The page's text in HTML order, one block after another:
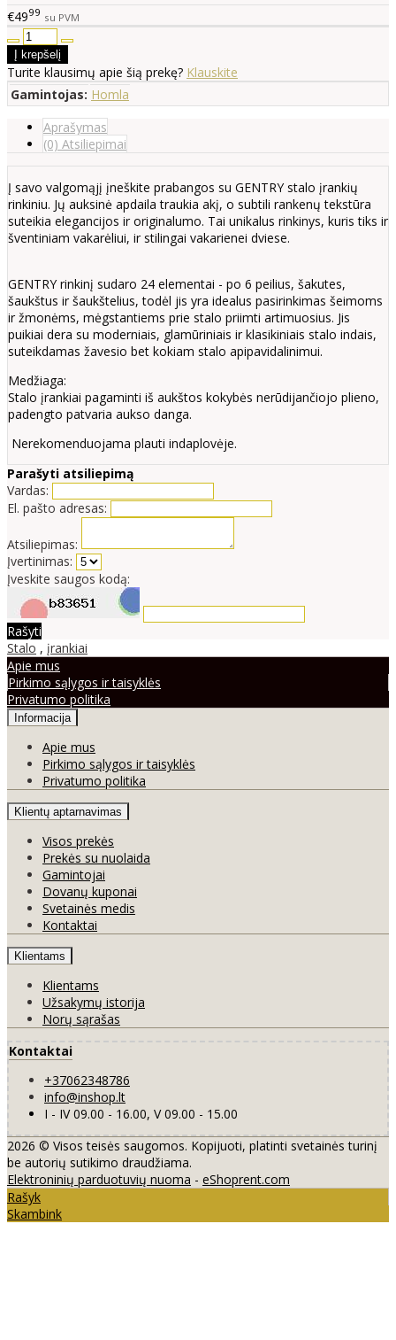
€4999 su PVM
Turite klausimų apie šią prekę? Klauskite
Gamintojas: Homla
Aprašymas
(0) Atsiliepimai
Į savo valgomąjį įneškite prabangos su GENTRY stalo įrankių
rinkiniu. Jų auksinė apdaila traukia akį, o subtili rankenų tekstūra
suteikia elegancijos ir originalumo. Tai unikalus rinkinys, kuris tiks ir
šventiniam vakarėliui, ir stilingai vakarienei dviese.
GENTRY rinkinį sudaro 24 elementai - po 6 peilius, šakutes,
šaukštus ir šaukštelius, todėl jis yra idealus pasirinkimas šeimoms
ir žmonėms, mėgstantiems prie stalo priimti artimuosius. Jis
puikiai dera su moderniais, glamūriniais ir klasikiniais stalo indais,
suteikdamas žavesio bet kokiam stalo apipavidalinimui.
Medžiaga:
Stalo įrankiai pagaminti iš aukštos kokybės nerūdijančiojo plieno,
padengto patvaria aukso danga.
Nerekomenduojama plauti indaplovėje.
Parašyti atsiliepimą
Vardas:
El. pašto adresas:
Atsiliepimas:
Įvertinimas:
Įveskite saugos kodą:
Rašyti
Stalo , įrankiai
Apie mus
Pirkimo sąlygos ir taisyklės
Privatumo politika
Informacija
Apie mus
Pirkimo sąlygos ir taisyklės
Privatumo politika
Klientų aptarnavimas
Visos prekės
Prekės su nuolaida
Gamintojai
Dovanų kuponai
Svetainės medis
Kontaktai
Klientams
Klientams
Užsakymų istorija
Norų sąrašas
Kontaktai
+37062348786
info@inshop.lt
I - IV 09.00 - 16.00, V 09.00 - 15.00
2026 © Visos teisės saugomos. Kopijuoti, platinti svetainės turinį
be autorių sutikimo draudžiama.
Elektroninių parduotuvių nuoma - eShoprent.com
Rašyk
Skambink